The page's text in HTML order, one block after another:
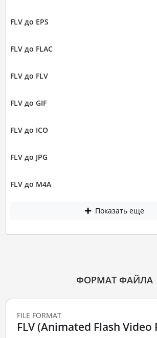
FLV до EPS
FLV до FLAC
FLV до FLV
FLV до GIF
FLV до ICO
FLV до JPG
FLV до M4A
Показать еще
ФОРМАТ ФАЙЛА
FILE FORMAT
FLV (Animated Flash Video